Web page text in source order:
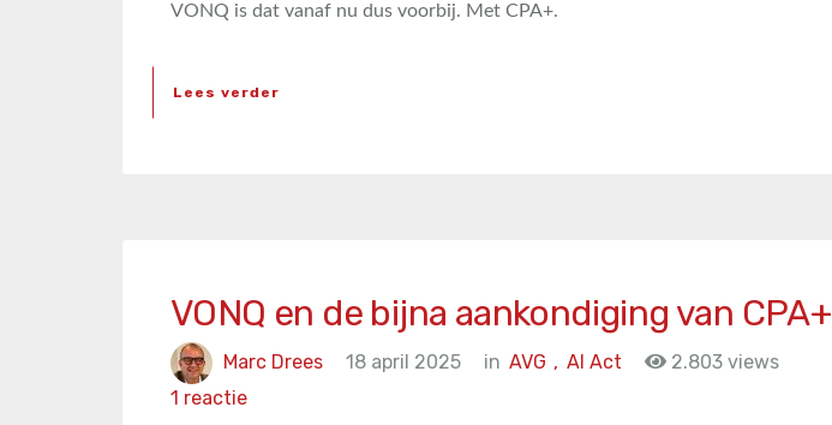
VONQ is dat vanaf nu dus voorbij. Met CPA+.
Lees verder
VONQ en de bijna aankondiging van CPA+
Marc Drees 18 april 2025 in AI Act
AVG ,
2.803 views
1 reactie